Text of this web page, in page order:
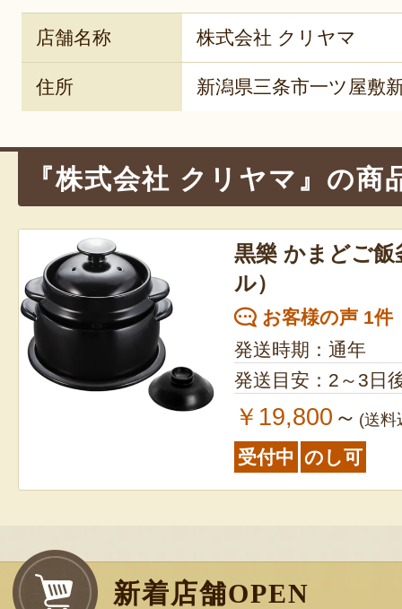
店舗名称 株式会社 クリヤマ
住所 新潟県三条市一ツ屋敷
『株式会社 クリヤマ』の商
黒樂 かまどご飯
ル）
お客様の声 1件
発送時期：通年
発送目安：2～3日
￥19,800 ～ (送料
受付中 のし可
新着店舗OPEN